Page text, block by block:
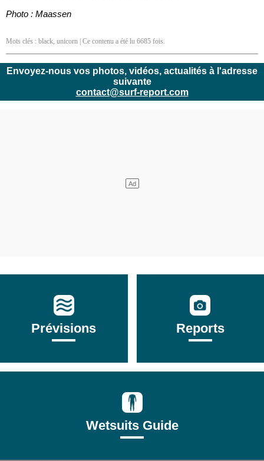
Photo : Maassen
Mots clés : black, unicorn | Ce contenu a été lu 6685 fois.
Envoyez-nous vos photos, vidéos, actualités à l'adresse
suivante
contact@surf-report.com
Prévisions Reports
Wetsuits Guide